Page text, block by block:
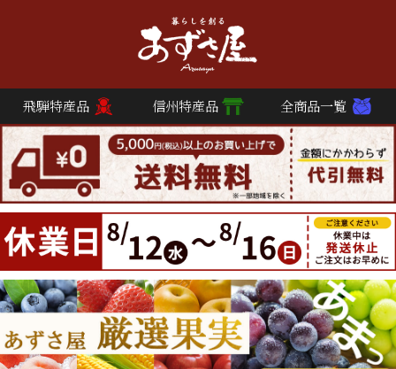
飛騨特産品 信州特産品 全商品一覧